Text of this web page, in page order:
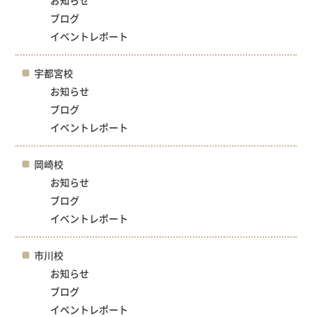
ブログ
イベントレポート
宇都宮校
お知らせ
ブログ
イベントレポート
岡崎校
お知らせ
ブログ
イベントレポート
市川校
お知らせ
ブログ
イベントレポート